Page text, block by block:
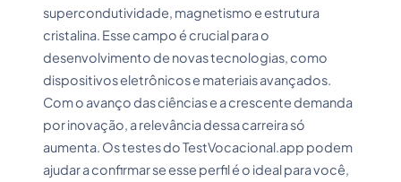
supercondutividade, magnetismo e estrutura
cristalina. Esse campo é crucial para o
desenvolvimento de novas tecnologias, como
dispositivos eletrônicos e materiais avançados.
Com o avanço das ciências e a crescente demanda
por inovação, a relevância dessa carreira só
aumenta. Os testes do TestVocacional.app podem
ajudar a confirmar se esse perfil é o ideal para você,